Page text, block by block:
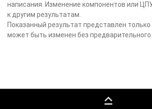
написания. Изменение компонентов или
к другим результатам.
Показанный результат представлен
может быть изменен без предварительного
keyboard_capslock